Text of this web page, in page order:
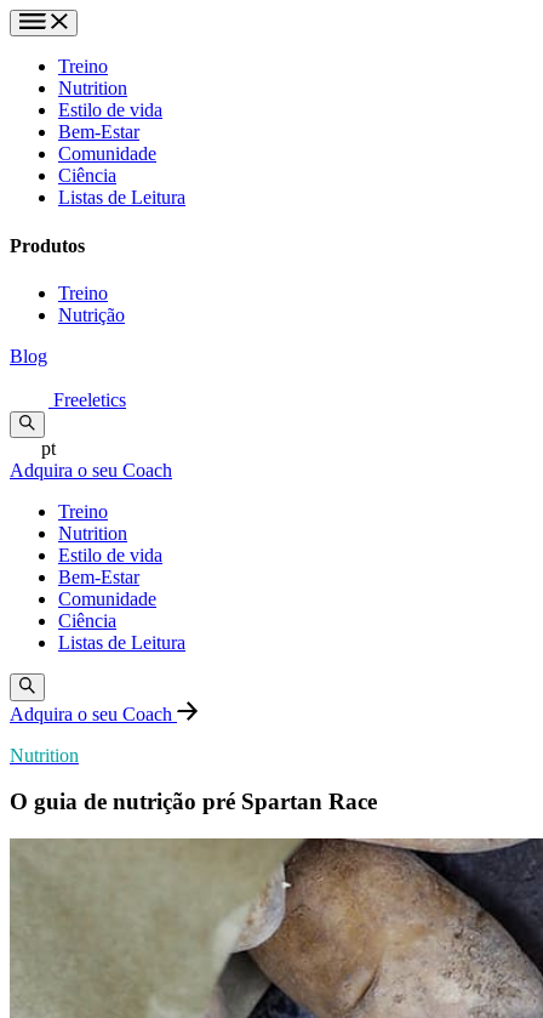
Treino
Nutrition
Estilo de vida
Bem-Estar
Comunidade
Ciência
Listas de Leitura
Produtos
Treino
Nutrição
Blog
Freeletics
pt
Adquira o seu Coach
Treino
Nutrition
Estilo de vida
Bem-Estar
Comunidade
Ciência
Listas de Leitura
Adquira o seu Coach
Nutrition
O guia de nutrição pré Spartan Race